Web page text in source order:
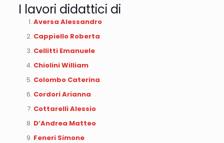
I lavori didattici di
Aversa Alessandro
Cappiello Roberta
Cellitti Emanuele
Chiolini William
Colombo Caterina
Cordori Arianna
Cottarelli Alessio
D’Andrea Matteo
Feneri Simone